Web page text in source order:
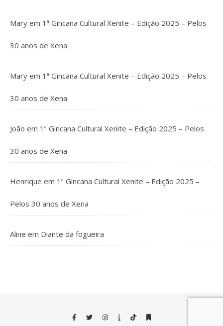
Mary em 1ª Gincana Cultural Xenite – Edição 2025 – Pelos
30 anos de Xena
Mary em 1ª Gincana Cultural Xenite – Edição 2025 – Pelos
30 anos de Xena
João em 1ª Gincana Cultural Xenite – Edição 2025 – Pelos
30 anos de Xena
Henrique em 1ª Gincana Cultural Xenite – Edição 2025 –
Pelos 30 anos de Xena
Aline em Diante da fogueira